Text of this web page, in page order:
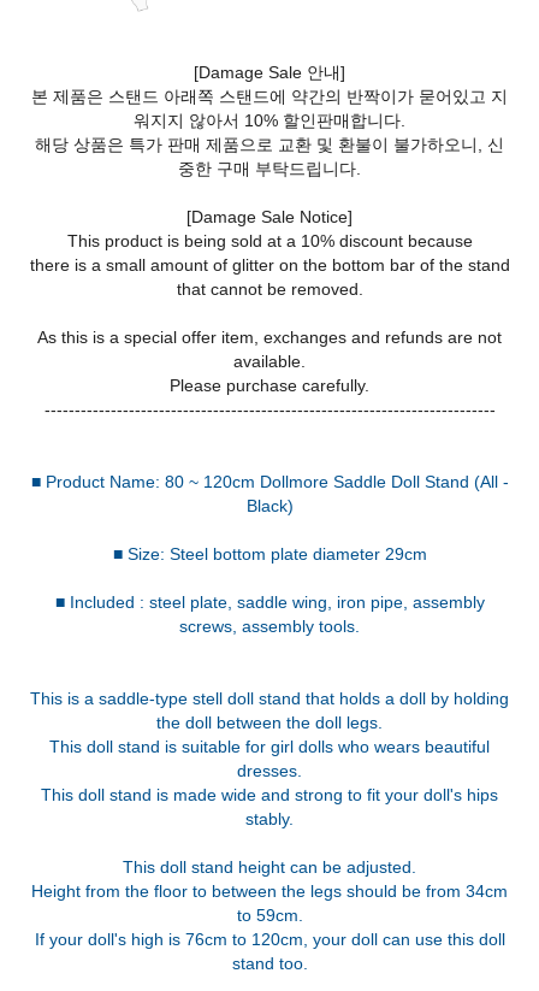
[Damage Sale 안내]
본 제품은 스탠드 아래쪽 스탠드에 약간의 반짝이가 묻어있고 지
워지지 않아서 10% 할인판매합니다.
해당 상품은 특가 판매 제품으로 교환 및 환불이 불가하오니, 신
중한 구매 부탁드립니다.
[Damage Sale Notice]
This product is being sold at a 10% discount because
there is a small amount of glitter on the bottom bar of the stand
that cannot be removed.
As this is a special offer item, exchanges and refunds are not
available.
Please purchase carefully.
---------------------------------------------------------------------------
■ Product Name: 80 ~ 120cm Dollmore Saddle Doll Stand (All -
Black)
■ Size: Steel bottom plate diameter 29cm
■ Included : steel plate, saddle wing, iron pipe, assembly
screws, assembly tools.
This is a saddle-type stell doll stand that holds a doll by holding
the doll between the doll legs.
This doll stand is suitable for girl dolls who wears beautiful
dresses.
This doll stand is made wide and strong to fit your doll's hips
stably.
This doll stand height can be adjusted.
Height from the floor to between the legs should be from 34cm
to 59cm.
If your doll's high is 76cm to 120cm, your doll can use this doll
stand too.